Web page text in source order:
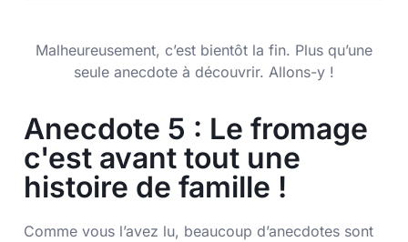
Malheureusement, c’est bientôt la fin. Plus qu’une
seule anecdote à découvrir. Allons-y !
Anecdote 5 : Le fromage
c'est avant tout une
histoire de famille !
Comme vous l’avez lu, beaucoup d’anecdotes sont